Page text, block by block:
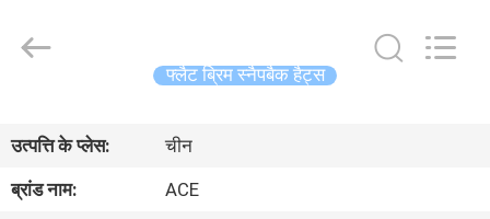
उत्पादों
Manufacturing
फ्लैट ब्रिम स्नैपबैक हैट्स
उत्पत्ति के प्लेस:
चीन
ब्रांड नाम:
ACE